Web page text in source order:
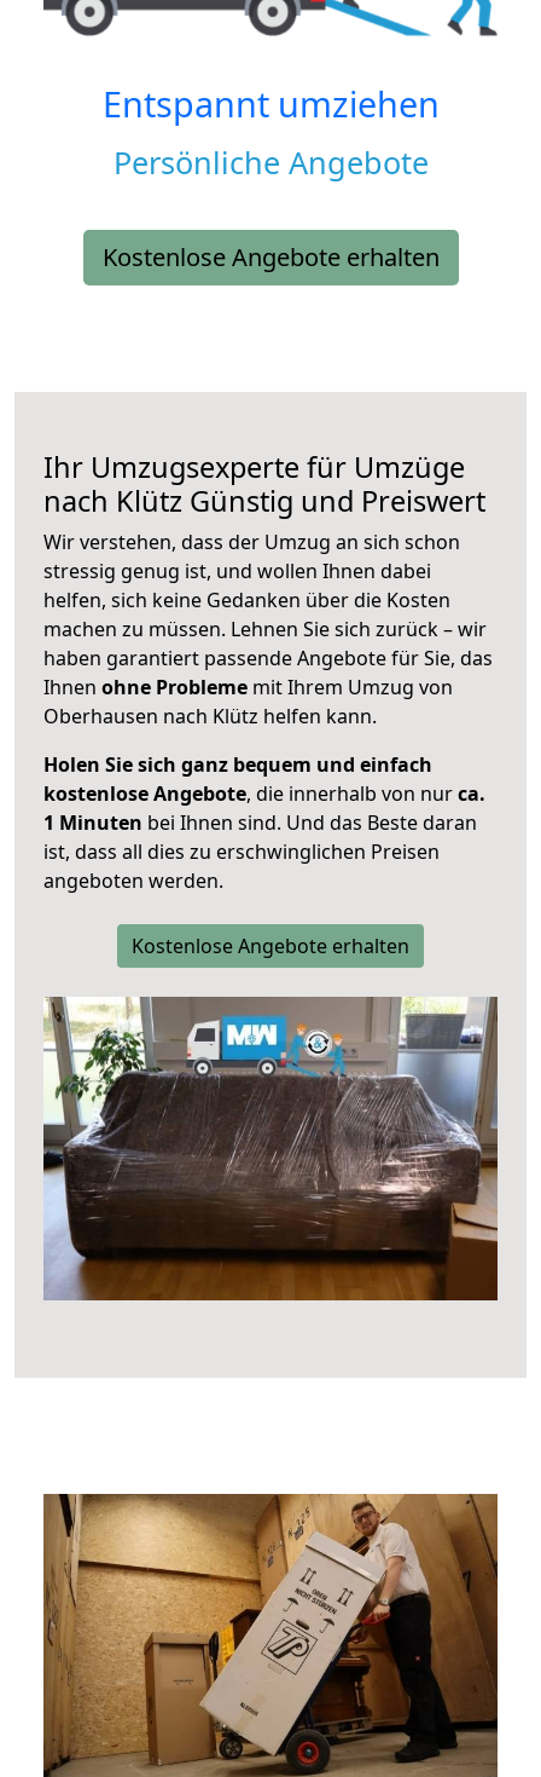
Entspannt umziehen
Persönliche Angebote
Kostenlose Angebote erhalten
Ihr Umzugsexperte für Umzüge
nach Klütz Günstig und Preiswert
Wir verstehen, dass der Umzug an sich schon
stressig genug ist, und wollen Ihnen dabei
helfen, sich keine Gedanken über die Kosten
machen zu müssen. Lehnen Sie sich zurück – wir
haben garantiert passende Angebote für Sie, das
Ihnen ohne Probleme mit Ihrem Umzug von
Oberhausen nach Klütz helfen kann.
Holen Sie sich ganz bequem und einfach
kostenlose Angebote, die innerhalb von nurca.
1 Minuten bei Ihnen sind. Und das Beste daran
ist, dass all dies zu erschwinglichen Preisen
angeboten werden.
Kostenlose Angebote erhalten